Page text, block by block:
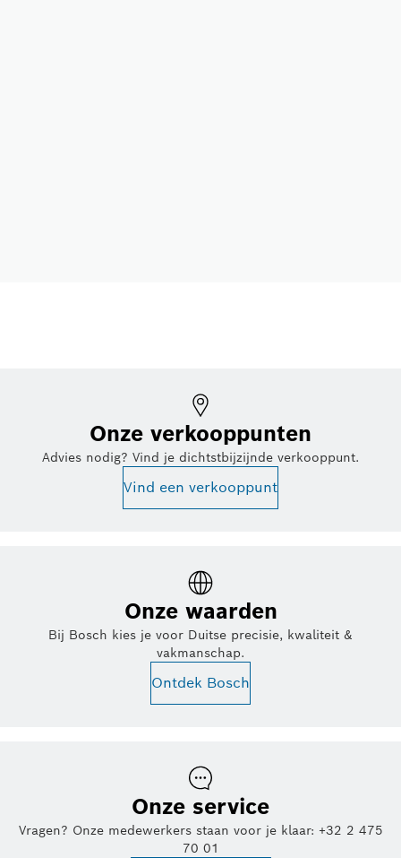
Onze verkooppunten
Advies nodig? Vind je dichtstbijzijnde verkooppunt.
Vind een verkooppunt
Onze waarden
Bij Bosch kies je voor Duitse precisie, kwaliteit &
vakmanschap.
Ontdek Bosch
Onze service
Vragen? Onze medewerkers staan voor je klaar: +32 2 475
70 01